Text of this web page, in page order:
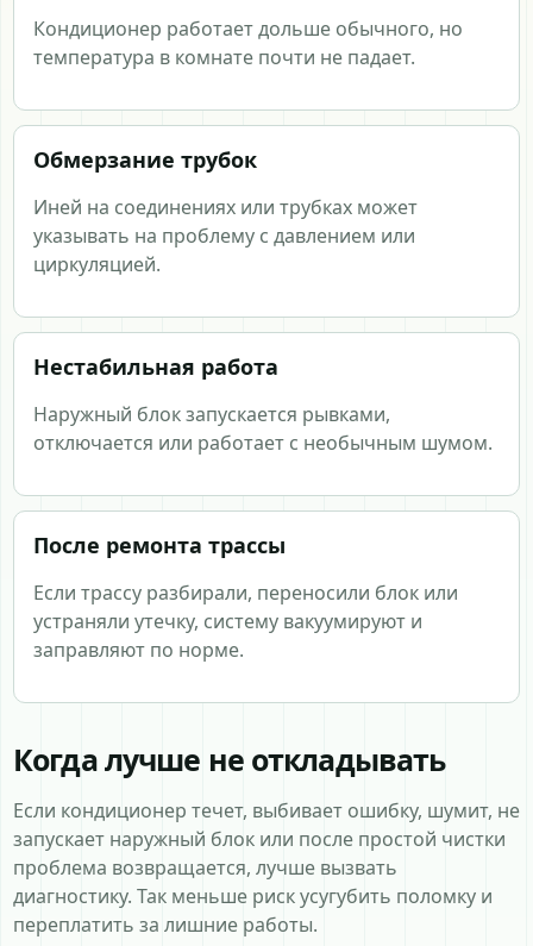
Кондиционер работает дольше обычного, но
температура в комнате почти не падает.
Обмерзание трубок
Иней на соединениях или трубках может
указывать на проблему с давлением или
циркуляцией.
Нестабильная работа
Наружный блок запускается рывками,
отключается или работает с необычным шумом.
После ремонта трассы
Если трассу разбирали, переносили блок или
устраняли утечку, систему вакуумируют и
заправляют по норме.
Когда лучше не откладывать
Если кондиционер течет, выбивает ошибку, шумит, не
запускает наружный блок или после простой чистки
проблема возвращается, лучше вызвать
диагностику. Так меньше риск усугубить поломку и
переплатить за лишние работы.